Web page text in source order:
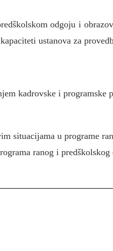
odgoju i
ustanova za
kadrovske i programske
situacijama u programe
ranog i